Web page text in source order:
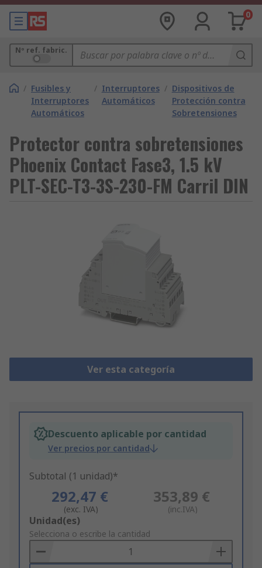
0
Nº ref. fabric.
/ Fusibles y
Interruptores
Automáticos
/ Interruptores
Automáticos
/ Dispositivos de
Protección contra
Sobretensiones
Protector contra sobretensiones
Phoenix Contact Fase3, 1.5 kV
PLT-SEC-T3-3S-230-FM Carril DIN
Ver esta categoría
Descuento aplicable por cantidad
Ver precios por cantidad
Subtotal (1 unidad)*
292,47 €
(exc. IVA)
353,89 €
(inc.IVA)
Add
to
Basket
Unidad(es)
Selecciona o escribe la cantidad